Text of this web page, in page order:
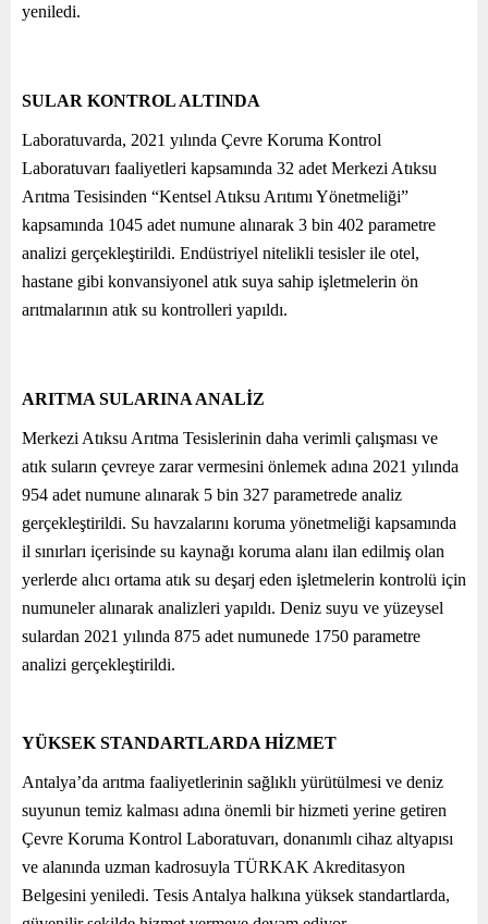
yeniledi.
SULAR KONTROL ALTINDA
Laboratuvarda, 2021 yılında Çevre Koruma Kontrol
Laboratuvarı faaliyetleri kapsamında 32 adet Merkezi Atıksu
Arıtma Tesisinden “Kentsel Atıksu Arıtımı Yönetmeliği”
kapsamında 1045 adet numune alınarak 3 bin 402 parametre
analizi gerçekleştirildi. Endüstriyel nitelikli tesisler ile otel,
hastane gibi konvansiyonel atık suya sahip işletmelerin ön
arıtmalarının atık su kontrolleri yapıldı.
ARITMA SULARINA ANALİZ
Merkezi Atıksu Arıtma Tesislerinin daha verimli çalışması ve
atık suların çevreye zarar vermesini önlemek adına 2021 yılında
954 adet numune alınarak 5 bin 327 parametrede analiz
gerçekleştirildi. Su havzalarını koruma yönetmeliği kapsamında
il sınırları içerisinde su kaynağı koruma alanı ilan edilmiş olan
yerlerde alıcı ortama atık su deşarj eden işletmelerin kontrolü için
numuneler alınarak analizleri yapıldı. Deniz suyu ve yüzeysel
sulardan 2021 yılında 875 adet numunede 1750 parametre
analizi gerçekleştirildi.
YÜKSEK STANDARTLARDA HİZMET
Antalya’da arıtma faaliyetlerinin sağlıklı yürütülmesi ve deniz
suyunun temiz kalması adına önemli bir hizmeti yerine getiren
Çevre Koruma Kontrol Laboratuvarı, donanımlı cihaz altyapısı
ve alanında uzman kadrosuyla TÜRKAK Akreditasyon
Belgesini yeniledi. Tesis Antalya halkına yüksek standartlarda,